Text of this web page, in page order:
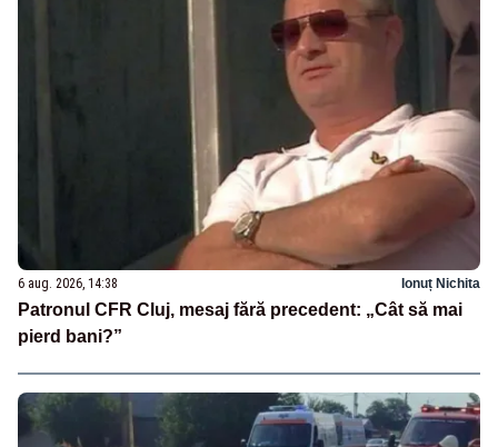
6 aug. 2026, 14:38 Ionuț Nichita
Patronul CFR Cluj, mesaj fără precedent: „Cât să mai
pierd bani?”